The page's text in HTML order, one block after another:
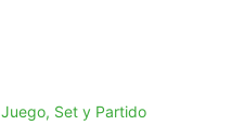
Juego, Set y Partido